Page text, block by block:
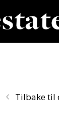
Tilbake til